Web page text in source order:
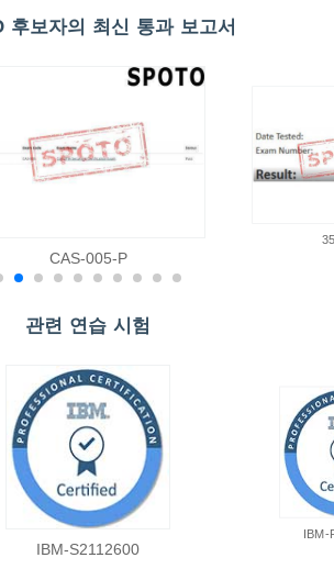
후보자의 최신 통과 보고서
CAS-005-P
관련 연습 시험
IBM-S2112600
IBM-